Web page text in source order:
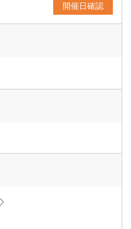
開催日確認